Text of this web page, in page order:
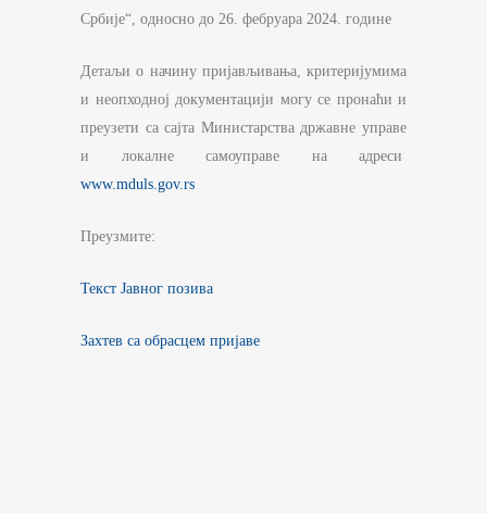
Србије“, односно до 26. фебруара 2024. године
Детаљи о начину пријављивања, критеријумима
и неопходној документацији могу се пронаћи и
преузети са сајта Министарства државне управе
и локалне самоуправе на адреси
www.mduls.gov.rs
Преузмите:
Текст Јавног позива
Захтев са обрасцем пријаве